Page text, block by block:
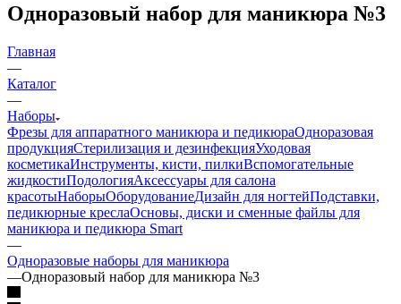
Одноразовый набор для маникюра №3
Главная
—
Каталог
—
Наборы
Фрезы для аппаратного маникюра и педикюраОдноразовая
продукцияСтерилизация и дезинфекцияУходовая
косметикаИнструменты, кисти, пилкиВспомогательные
жидкостиПодологияАксессуары для салона
красотыНаборыОборудованиеДизайн для ногтейПодставки,
педикюрные креслаОсновы, диски и сменные файлы для
маникюра и педикюра Smart
—
Одноразовые наборы для маникюра
—Одноразовый набор для маникюра №3